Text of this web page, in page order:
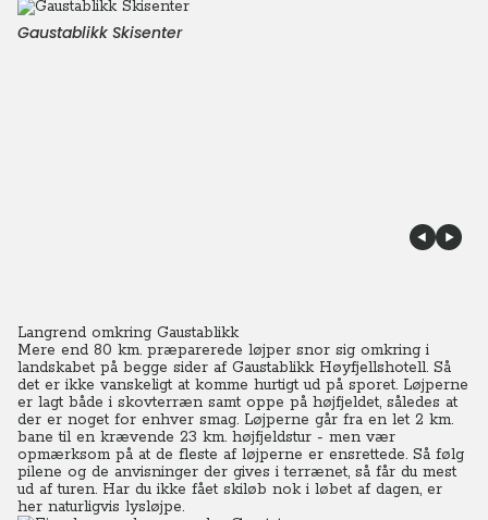
Gaustablikk Skisenter
Langrend omkring Gaustablikk
Mere end 80 km. præparerede løjper snor sig omkring i
landskabet på begge sider af Gaustablikk Høyfjellshotell. Så
det er ikke vanskeligt at komme hurtigt ud på sporet. Løjperne
er lagt både i skovterræn samt oppe på højfjeldet, således at
der er noget for enhver smag. Løjperne går fra en let 2 km.
bane til en krævende 23 km. højfjeldstur - men vær
opmærksom på at de fleste af løjperne er ensrettede. Så følg
pilene og de anvisninger der gives i terrænet, så får du mest
ud af turen. Har du ikke fået skiløb nok i løbet af dagen, er
her naturligvis lysløjpe.